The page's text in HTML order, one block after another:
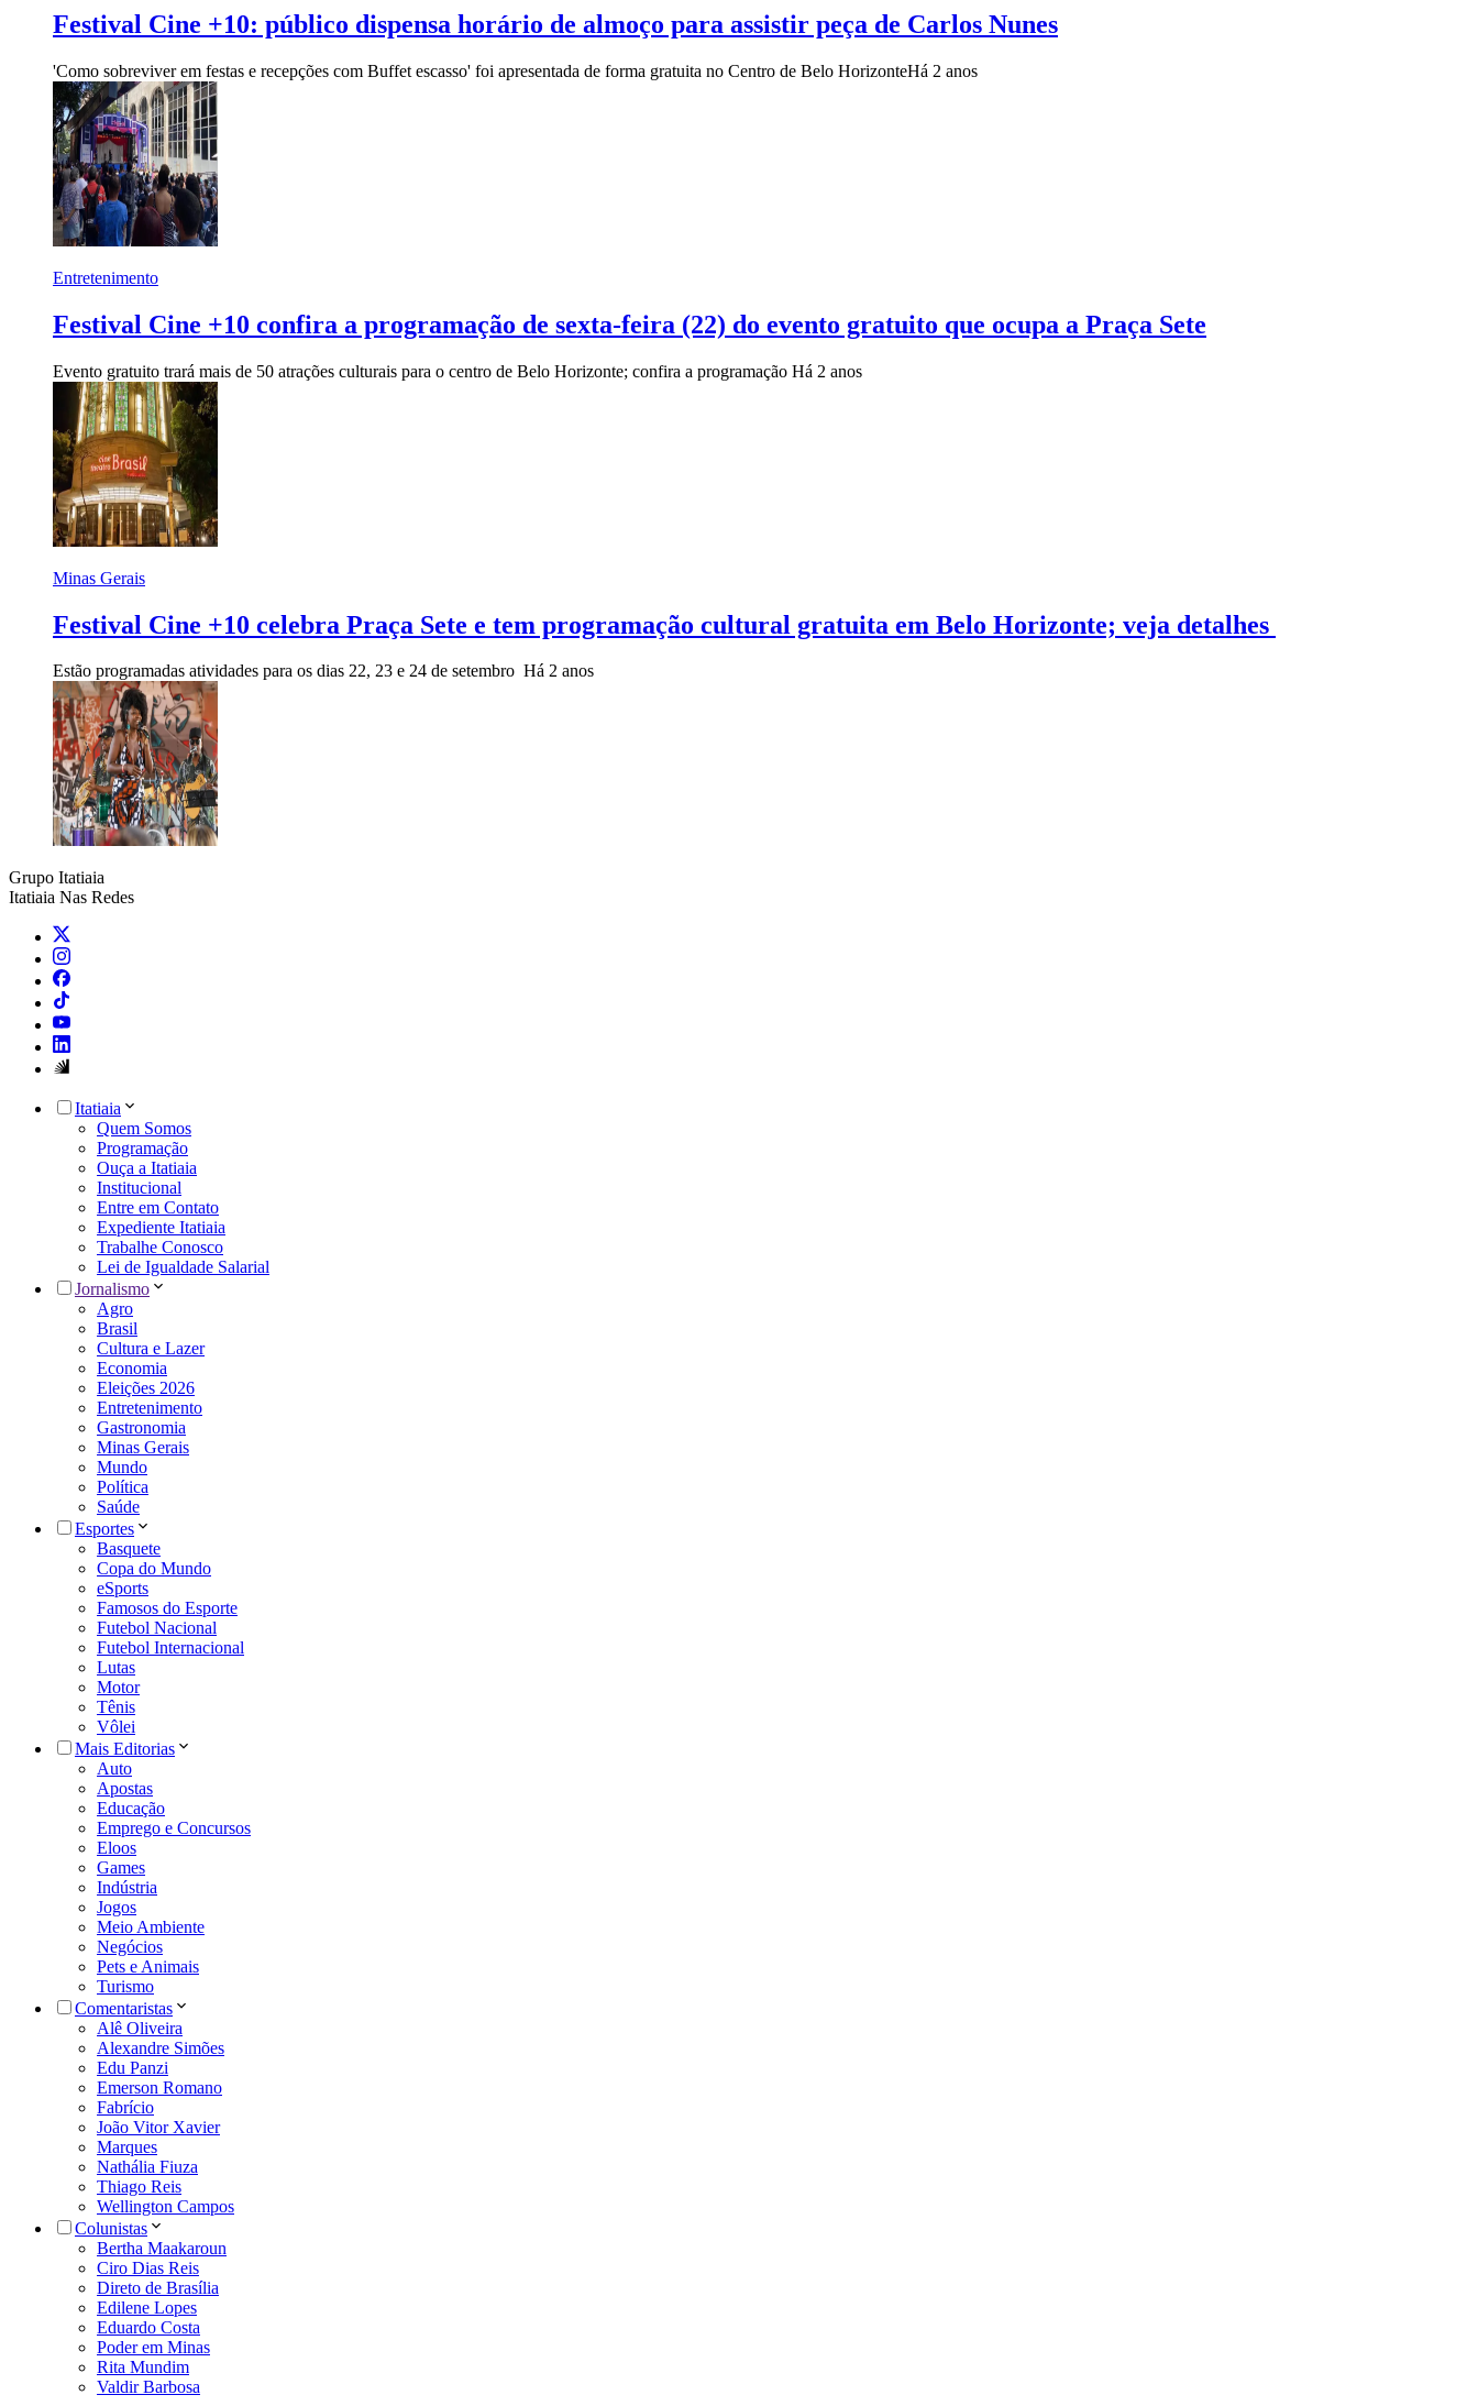
Festival Cine +10: público dispensa horário de almoço para assistir peça de Carlos Nunes
'Como sobreviver em festas e recepções com Buffet escasso' foi apresentada de forma gratuita no Centro de Belo HorizonteHá 2 anos
Entretenimento
Festival Cine +10 confira a programação de sexta-feira (22) do evento gratuito que ocupa a Praça Sete
Evento gratuito trará mais de 50 atrações culturais para o centro de Belo Horizonte; confira a programação Há 2 anos
Minas Gerais
Festival Cine +10 celebra Praça Sete e tem programação cultural gratuita em Belo Horizonte; veja detalhes
Estão programadas atividades para os dias 22, 23 e 24 de setembro Há 2 anos
Grupo Itatiaia
Itatiaia Nas Redes
Itatiaia
Quem Somos
Programação
Ouça a Itatiaia
Institucional
Entre em Contato
Expediente Itatiaia
Trabalhe Conosco
Lei de Igualdade Salarial
Jornalismo
Agro
Brasil
Cultura e Lazer
Economia
Eleições 2026
Entretenimento
Gastronomia
Minas Gerais
Mundo
Política
Saúde
Esportes
Basquete
Copa do Mundo
eSports
Famosos do Esporte
Futebol Nacional
Futebol Internacional
Lutas
Motor
Tênis
Vôlei
Mais Editorias
Auto
Apostas
Educação
Emprego e Concursos
Eloos
Games
Indústria
Jogos
Meio Ambiente
Negócios
Pets e Animais
Turismo
Comentaristas
Alê Oliveira
Alexandre Simões
Edu Panzi
Emerson Romano
Fabrício
João Vitor Xavier
Marques
Nathália Fiuza
Thiago Reis
Wellington Campos
Colunistas
Bertha Maakaroun
Ciro Dias Reis
Direto de Brasília
Edilene Lopes
Eduardo Costa
Poder em Minas
Rita Mundim
Valdir Barbosa